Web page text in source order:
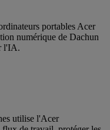
portables Acer
numérique de Dachun
l'IA.
utilise l'Acer